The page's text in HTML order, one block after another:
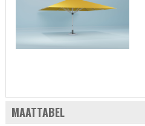
MAATTABEL